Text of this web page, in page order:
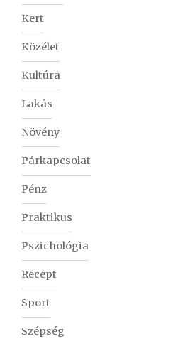
Kert
Közélet
Kultúra
Lakás
Növény
Párkapcsolat
Pénz
Praktikus
Pszichológia
Recept
Sport
Szépség